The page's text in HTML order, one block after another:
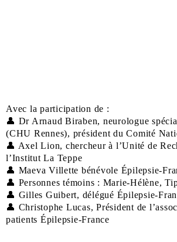
Avec la participation de :
👤 Dr Arnaud Biraben, neurologue
(CHU Rennes), président du Comité
👤 Axel Lion, chercheur à l’Unité de
l’Institut La Teppe
👤 Maeva Villette bénévole Épilepsie-
👤 Personnes témoins : Marie-Hélène,
👤 Gilles Guibert, délégué Épilepsie-
👤 Christophe Lucas, Président de
patients Épilepsie-France